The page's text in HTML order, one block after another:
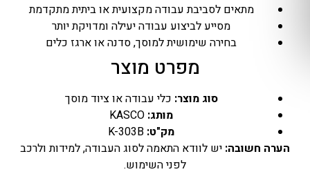
מתאים לסביבת עבודה מקצועית או ביתית מתקדמת
מסייע לביצוע עבודה יעילה ומדויקת יותר
בחירה שימושית למוסך, סדנה או ארגז כלים
מפרט מוצר
סוג מוצר: כלי עבודה או ציוד מוסך
מותג:
מק"ט:
הערה חשובה: יש לוודא התאמה לסוג העבודה, למידות ולרכב
לפני השימוש.